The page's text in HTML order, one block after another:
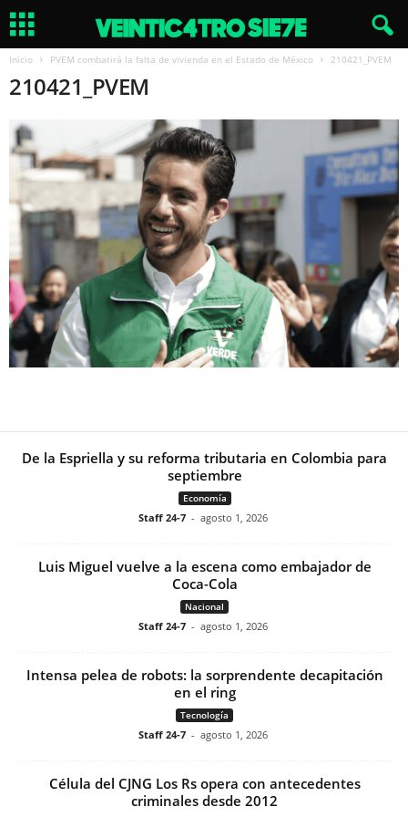
Inicio PVEM combatirá la falta de vivienda en el Estado de México 210421_PVEM
210421_PVEM
De la Espriella y su reforma tributaria en Colombia para
septiembre
Economía
Staff 24-7 - agosto 1, 2026
Luis Miguel vuelve a la escena como embajador de
Coca-Cola
Nacional
Staff 24-7 - agosto 1, 2026
Intensa pelea de robots: la sorprendente decapitación
en el ring
Tecnología
Staff 24-7 - agosto 1, 2026
Célula del CJNG Los Rs opera con antecedentes
criminales desde 2012